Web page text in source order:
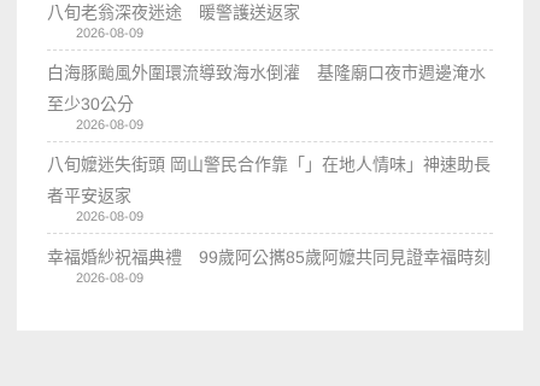
八旬老翁深夜迷途 暖警護送返家
2026-08-09
白海豚颱風外圍環流導致海水倒灌 基隆廟口夜市週邊淹水
至少30公分
2026-08-09
八旬嬤迷失街頭 岡山警民合作靠「」在地人情味」神速助長
者平安返家
2026-08-09
幸福婚紗祝福典禮 99歲阿公𢹂85歲阿嬤共同見證幸福時刻
2026-08-09